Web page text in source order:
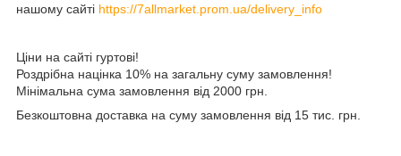
нашому сайті https://7allmarket.prom.ua/delivery_info
Ціни на сайті гуртові!
Роздрібна націнка 10% на загальну суму замовлення!
Мінімальна сума замовлення від 2000 грн.
Безкоштовна доставка на суму замовлення від 15 тис. грн.